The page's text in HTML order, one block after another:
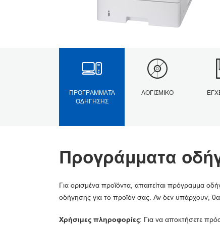
ΠΡΟΓΡΆΜΜΑΤΑ
ΟΔΉΓΗΣΗΣ
ΛΟΓΙΣΜΙΚΌ
Προγράμματα
Για ορισμένα προϊόντα, απαιτείται πρόγραμμα
οδήγησης για το προϊόν σας. Αν δεν υπάρχουν, θα
Χρήσιμες πληροφορίες: Για να αποκτήσετε